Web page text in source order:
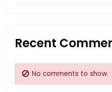
Recent
No comments to show.